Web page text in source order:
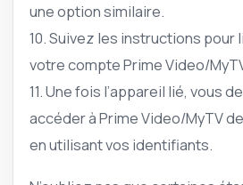
une option similaire.
10. Suivez les instructions pour
votre compte Prime Video/
11. Une fois l’appareil lié, vous
accéder à Prime Video/MyTV
en utilisant vos identifiants.